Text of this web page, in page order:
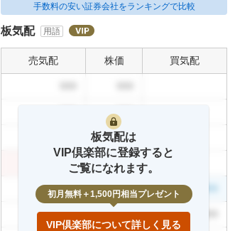
手数料の安い証券会社をランキングで比較
板気配 用語
売気配 株価 買気配
999
999 999
999
999
板気配は
VIP倶楽部に登録すると
ご覧になれます。
初月無料＋1,500円相当プレゼント
VIP倶楽部について詳しく見る